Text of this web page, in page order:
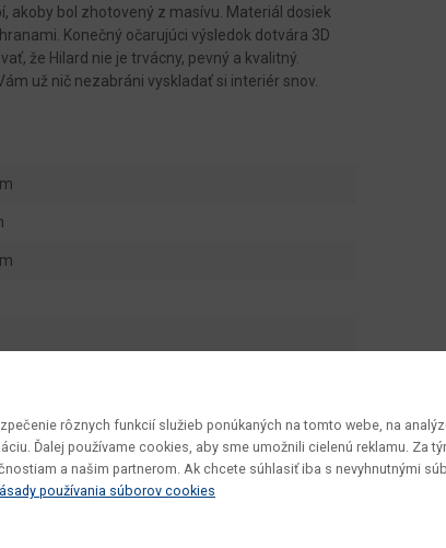
akoby bol zhotovený z masívu. Materiál dosiek
Konečný očarujúci výsledok dotvára 3D
že Hilard nie je trvácny, pevný a kvalitný.
už nič nezabráni vyskladať si interiér snov.
rôznych funkcií služieb ponúkaných na tomto webe, na
Ďalej používame cookies, aby sme umožnili cielenú reklamu. Za
a našim partnerom. Ak chcete súhlasiť iba s nevyhnutnými
používania súborov cookies